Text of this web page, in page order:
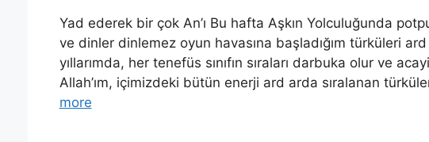
Yad ederek bir çok An’ı Bu hafta Aşkın Yolculuğunda
ve dinler dinlemez oyun havasına başladığım türküleri
yıllarımda, her tenefüs sınıfın sıraları darbuka olur ve
Allah’ım, içimizdeki bütün enerji ard arda sıralanan
more